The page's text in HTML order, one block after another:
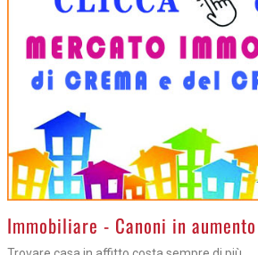
>Immobiliare - Canoni in aumento